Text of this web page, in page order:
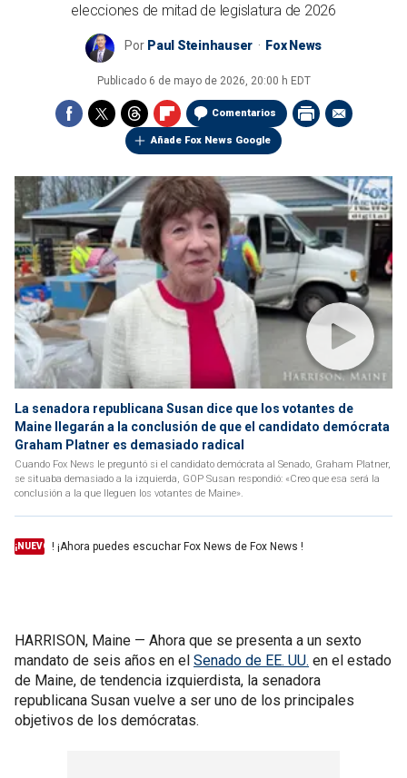
elecciones de mitad de legislatura de 2026
Por Paul Steinhauser Fox News
Publicado 6 de mayo de 2026, 20:00 h EDT
Comentarios
Añade Fox News Google
La senadora republicana Susan dice que los votantes de
Maine llegarán a la conclusión de que el candidato demócrata
Graham Platner es demasiado radical
Cuando Fox News le preguntó si el candidato demócrata al Senado, Graham Platner,
se situaba demasiado a la izquierda, GOP Susan respondió: «Creo que esa será la
conclusión a la que lleguen los votantes de Maine».
¡NUEVO ! ¡Ahora puedes escuchar Fox News de Fox News !
HARRISON, Maine — Ahora que se presenta a un sexto
mandato de seis años en el Senado de EE. UU. en el estado
de Maine, de tendencia izquierdista, la senadora
republicana Susan vuelve a ser uno de los principales
objetivos de los demócratas.